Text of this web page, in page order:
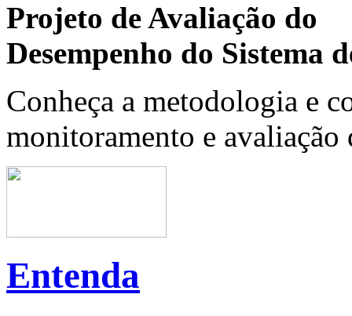
Projeto de Avaliação do
Desempenho do Sistema
Conheça a metodologia e
monitoramento e avaliação
Entenda